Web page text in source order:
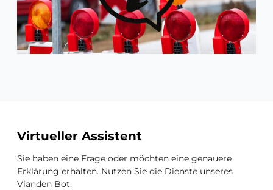
Zusätzliche
Ressourcen
Virtueller Assistent
Sie haben eine Frage oder möchten eine genauere
Erklärung erhalten. Nutzen Sie die Dienste unseres
Vianden Bot.